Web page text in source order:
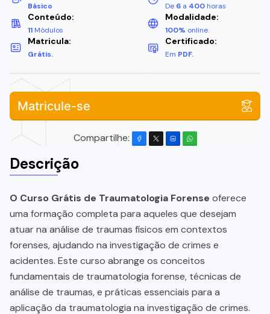
Básico De 6 a 400 horas
Conteúdo:
11 Módulos
Modalidade:
100% online.
Matricula:
Grátis.
Certificado:
Em PDF.
Matricule-se
Compartilhe:
Descrição
O Curso Grátis de Traumatologia Forense oferece
uma formação completa para aqueles que desejam
atuar na análise de traumas físicos em contextos
forenses, ajudando na investigação de crimes e
acidentes. Este curso abrange os conceitos
fundamentais de traumatologia forense, técnicas de
análise de traumas, e práticas essenciais para a
aplicação da traumatologia na investigação de crimes.